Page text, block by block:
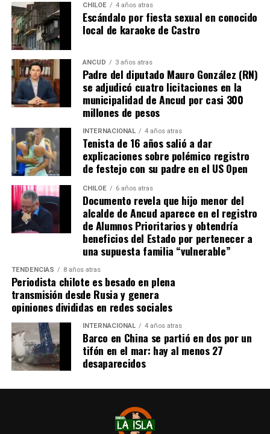
La celebración del Día de la Familia en la Sala Cuna y
Jardín Infantil Rayun Duam evidenció el compromiso
del establecimiento con la educación integral de los
niños y niñas, reconociendo a la familia como un pilar
fundamental en su desarrollo y aprendizaje.
CHILOE 4 años atras
Escándalo por fiesta sexual en conocido
local de karaoke de Castro
ANCUD 3 años atras
Padre del diputado Mauro González (RN)
se adjudicó cuatro licitaciones en la
municipalidad de Ancud por casi 300
millones de pesos
INTERNACIONAL 4 años atras
Tenista de 16 años salió a dar
explicaciones sobre polémico registro
de festejo con su padre en el US Open
CHILOE 6 años atras
Documento revela que hijo menor del
alcalde de Ancud aparece en el registro
de Alumnos Prioritarios y obtendría
beneficios del Estado por pertenecer a
una supuesta familia “vulnerable”
TENDENCIAS 8 años atras
Periodista chilote es besado en plena
transmisión desde Rusia y genera
opiniones divididas en redes sociales
INTERNACIONAL 4 años atras
Barco en China se partió en dos por un
tifón en el mar: hay al menos 27
desaparecidos